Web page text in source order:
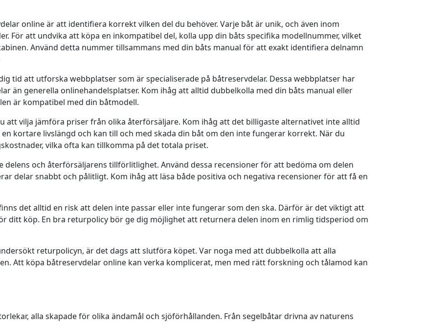
online är att identifiera korrekt vilken del du behöver. Varje båt är unik, och även inom
För att undvika att köpa en inkompatibel del, kolla upp din båts specifika modellnummer, vilket
Använd detta nummer tillsammans med din båts manual för att exakt identifiera delnamn
tid att utforska webbplatser som är specialiserade på båtreservdelar. Dessa webbplatser har
än generella onlinehandelsplatser. Kom ihåg att alltid dubbelkolla med din båts manual eller
är kompatibel med din båtmodell.
att vilja jämföra priser från olika återförsäljare. Kom ihåg att det billigaste alternativet inte alltid
kortare livslängd och kan till och med skada din båt om den inte fungerar korrekt. När du
vilka ofta kan tillkomma på det totala priset.
delens och återförsäljarens tillförlitlighet. Använd dessa recensioner för att bedöma om delen
delar snabbt och pålitligt. Kom ihåg att läsa både positiva och negativa recensioner för att få en
det alltid en risk att delen inte passar eller inte fungerar som den ska. Därför är det viktigt att
ditt köp. En bra returpolicy bör ge dig möjlighet att returnera delen inom en rimlig tidsperiod om
returpolicyn, är det dags att slutföra köpet. Var noga med att dubbelkolla att alla
Att köpa båtreservdelar online kan verka komplicerat, men med rätt forskning och tålamod kan
alla skapade för olika ändamål och sjöförhållanden. Från segelbåtar drivna av naturens